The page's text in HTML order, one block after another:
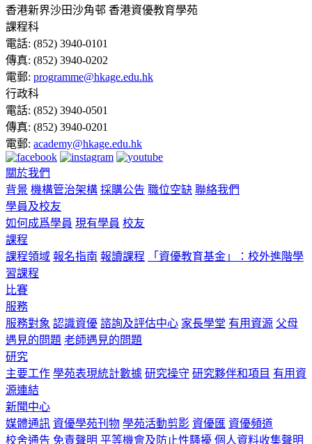
香港新界沙田沙角邨 香港資優教育學苑
課程科
電話: (852) 3940-0101
傳真: (852) 3940-0202
電郵: programme@hkage.edu.hk
行政科
電話: (852) 3940-0501
傳真: (852) 3940-0201
電郵: academy@hkage.edu.hk
關於我們
背景 機構管治架構 採購公告 職位空缺 聯絡我們
學員及校友
如何成爲學員 現有學員 校友
課程
課程領域 報名指南 報讀課程
「資優教育基金」：校外進階學
習課程
比賽
服務
服務對象 認識資優 諮詢及評估中心 家長學堂 有用資源 父母
遇見的問題 老師遇見的問題
研究
主要工作 學苑表現統計數據 研究操守 研究夥伴和項目 有用資
源連結
新聞中心
媒體通訊 資優學苑刊物 學苑活動剪影 資優匯 資優頻道
校舍通告 免責聲明 平等機會及防止性騷擾 個人資料收集聲明